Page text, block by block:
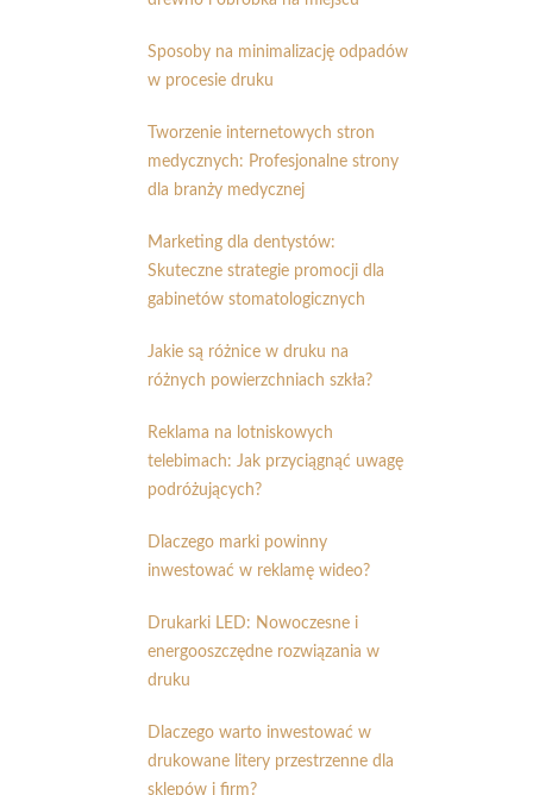
Sposoby na minimalizację odpadów
w procesie druku
Tworzenie internetowych stron
medycznych: Profesjonalne strony
dla branży medycznej
Marketing dla dentystów:
Skuteczne strategie promocji dla
gabinetów stomatologicznych
Jakie są różnice w druku na
różnych powierzchniach szkła?
Reklama na lotniskowych
telebimach: Jak przyciągnąć uwagę
podróżujących?
Dlaczego marki powinny
inwestować w reklamę wideo?
Drukarki LED: Nowoczesne i
energooszczędne rozwiązania w
druku
Dlaczego warto inwestować w
drukowane litery przestrzenne dla
sklepów i firm?